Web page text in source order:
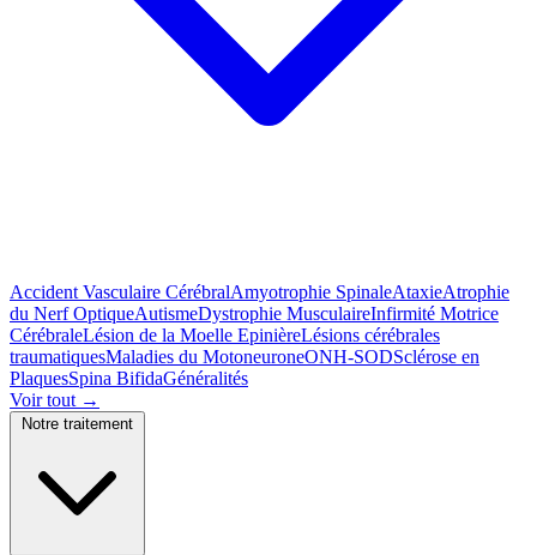
Accident Vasculaire CérébralAmyotrophie SpinaleAtaxieAtrophie
du Nerf OptiqueAutismeDystrophie MusculaireInfirmité Motrice
CérébraleLésion de la Moelle EpinièreLésions cérébrales
traumatiquesMaladies du MotoneuroneONH-SODSclérose en
PlaquesSpina BifidaGénéralités
Voir tout →